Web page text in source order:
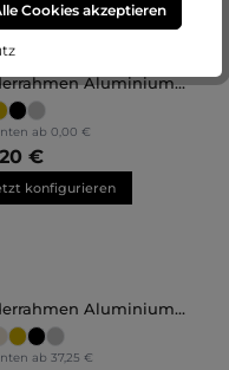
Bewertung von
Aluminium
ab 0,00 €
€
konfigurieren
Sternen
Aluminium
Brandschutz Zertifikat A1
ab 37,25 €
Cookies akzeptieren